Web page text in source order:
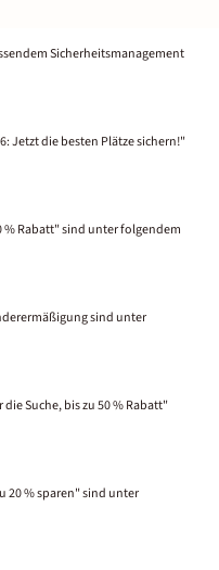
Sicherheitsmanagement
Jetzt die besten Plätze sichern!"
% Rabatt" sind unter folgendem
sind unter
die Suche, bis zu 50 % Rabatt"
20 % sparen" sind unter